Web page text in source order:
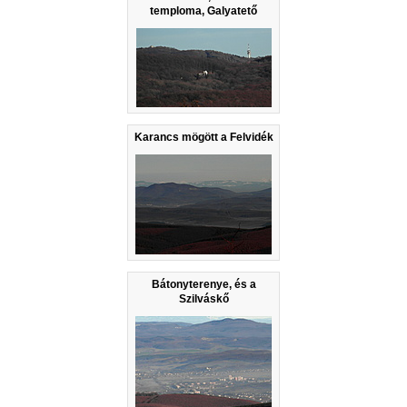
temploma, Galyatető
Karancs mögött a Felvidék
Bátonyterenye, és a
Szilváskő